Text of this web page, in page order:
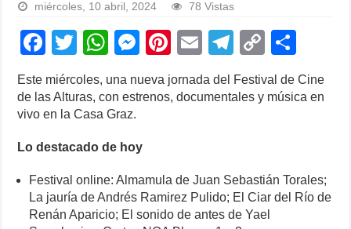
miércoles, 10 abril, 2024 78 Vistas
F
a
c
e
b
o
o
k
T
wi
tt
er
W
at
s
A
p
p
M
ss
n
er
Pi
er
E
m
ail
T
el
e
m
C
o
p
n
k
h
ar
Este miércoles, una nueva jornada del Festival de Cine
de las Alturas, con estrenos, documentales y música en
vivo en la Casa Graz.
Lo destacado de hoy
Festival online: Almamula de Juan Sebastián Torales;
La jauría de Andrés Ramirez Pulido; El Ciar del Río de
Renán Aparicio; El sonido de antes de Yael